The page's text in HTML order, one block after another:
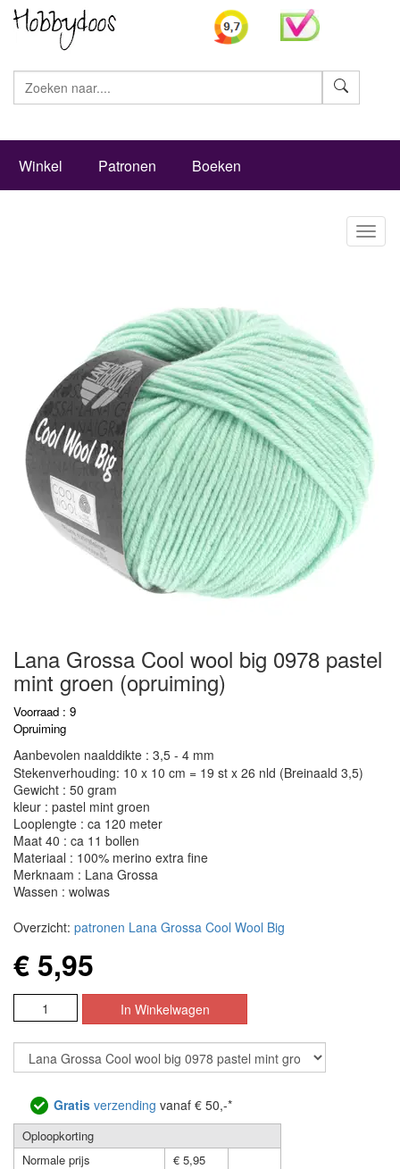
Winkel Patronen Boeken
Lana Grossa Cool wool big 0978 pastel
mint groen (opruiming)
Voorraad : 9
Opruiming
Aanbevolen naalddikte : 3,5 - 4 mm
Stekenverhouding: 10 x 10 cm = 19 st x 26 nld (Breinaald 3,5)
Gewicht : 50 gram
kleur : pastel mint groen
Looplengte : ca 120 meter
Maat 40 : ca 11 bollen
Materiaal : 100% merino extra fine
Merknaam : Lana Grossa
Wassen : wolwas
Overzicht: patronen Lana Grossa Cool Wool Big
€ 5,95
Gratis verzending vanaf € 50,-*
Oploopkorting
Normale prijs
€ 5,95